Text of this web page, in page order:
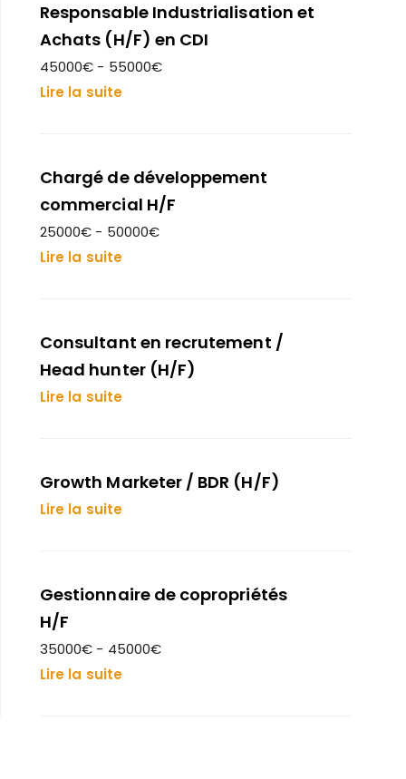
Responsable Industrialisation et
Achats (H/F) en CDI
45000€ - 55000€
Lire la suite
Chargé de développement
commercial H/F
25000€ - 50000€
Lire la suite
Consultant en recrutement /
Head hunter (H/F)
Lire la suite
Growth Marketer / BDR (H/F)
Lire la suite
Gestionnaire de copropriétés
H/F
35000€ - 45000€
Lire la suite